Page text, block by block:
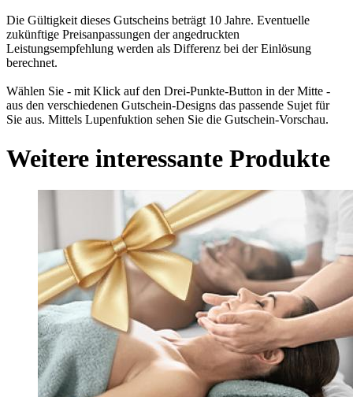
Die Gültigkeit dieses Gutscheins beträgt 10 Jahre. Eventuelle
zukünftige Preisanpassungen der angedruckten
Leistungsempfehlung werden als Differenz bei der Einlösung
berechnet.
Wählen Sie - mit Klick auf den Drei-Punkte-Button in der Mitte -
aus den verschiedenen Gutschein-Designs das passende Sujet für
Sie aus. Mittels Lupenfuktion sehen Sie die Gutschein-Vorschau.
Weitere interessante Produkte